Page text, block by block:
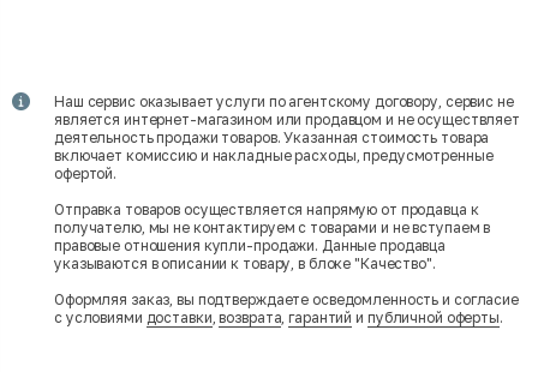
Наш сервис оказывает услуги по агентскому договору, сервис не
является интернет-магазином или продавцом и не осуществляет
деятельность продажи товаров. Указанная стоимость товара
включает комиссию и накладные расходы, предусмотренные
офертой.
Отправка товаров осуществляется напрямую от продавца к
получателю, мы не контактируем с товарами и не вступаем в
правовые отношения купли-продажи. Данные продавца
указываются в описании к товару, в блоке "Качество".
Оформляя заказ, вы подтверждаете осведомленность и согласие
с условиями доставки,возврата,гарантий и публичной оферты.